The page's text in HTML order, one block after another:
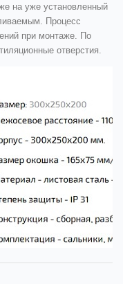
на уже установленный
Процесс
при монтаже. По
отверстия.